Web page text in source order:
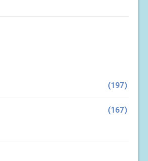
(197)
(167)